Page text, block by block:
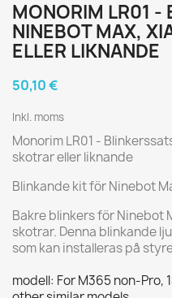
MONORIM LR01 -
NINEBOT MAX,
ELLER LIKNANDE
50,10 €
Inkl. moms
Monorim LR01 -
skotrar eller liknande
Blinkande kit för Ninebot
Bakre blinkers för Ninebot
skotrar. Denna blinkande
som kan installeras på
modell: For M365 non-Pro,